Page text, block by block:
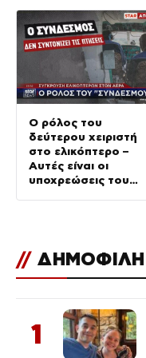
Ο ρόλος του
δεύτερου χειριστή
στο ελικόπτερο –
Αυτές είναι οι
υποχρεώσεις του
// ΔΗΜΟΦΙΛΗ
1